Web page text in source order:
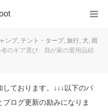
ンプ, テント・タープ, 旅行, 犬, 雨
者のギア選び 我が家の愛用品紹
ております。↓↓↓以下のバ
ログ更新の励みになりま